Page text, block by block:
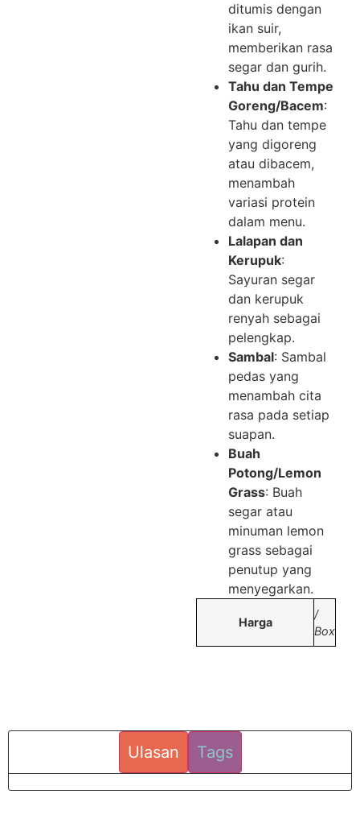
ditumis dengan
ikan suir,
memberikan rasa
segar dan gurih.
Tahu dan Tempe
Goreng/Bacem:
Tahu dan tempe
yang digoreng
atau dibacem,
menambah
variasi protein
dalam menu.
Lalapan dan
Kerupuk:
Sayuran segar
dan kerupuk
renyah sebagai
pelengkap.
Sambal: Sambal
pedas yang
menambah cita
rasa pada setiap
suapan.
Buah
Potong/Lemon
Grass: Buah
segar atau
minuman lemon
grass sebagai
penutup yang
menyegarkan.
Harga
/
Box
Ulasan Tags